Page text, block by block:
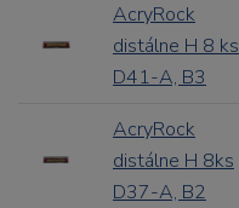
AcryRock
distálne H 8 ks
D41-A, B3
AcryRock
distálne H 8ks
D37-A, B2